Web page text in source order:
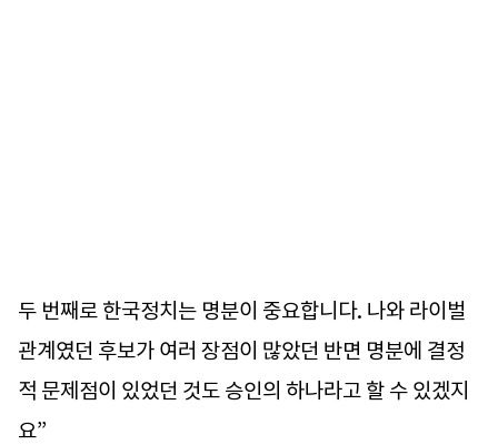
두 번째로 한국정치는 명분이 중요합니다. 나와 라이벌
관계였던 후보가 여러 장점이 많았던 반면 명분에 결정
적 문제점이 있었던 것도 승인의 하나라고 할 수 있겠지
요”